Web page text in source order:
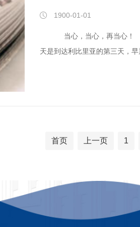
1900-01-01
当心，当心，再当心！ 人物：李丽，第二军医大学第三附属医院******科监护室护士长 记述时间：2015年1月23日 今
天是到达利比里亚的第三天，早
首页 上一页 1